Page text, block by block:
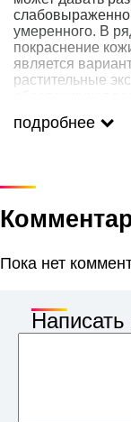
умеренного. В
покраснение
является
растительные
плотность и
компонент,
химанталии,
ламинарии
подробнее
Пока нет